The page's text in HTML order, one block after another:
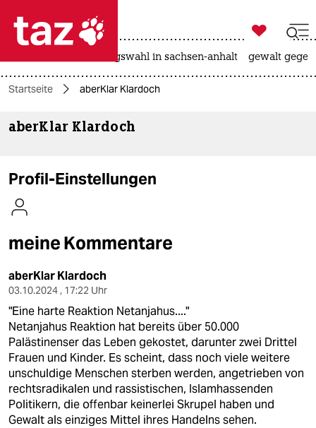
 taz zahl ich
taz zahl ich
themen
kultur
sport
berlin
nord
wahrheit
verlag

taz zahl ich
landtagswahl in sachsen-anhalt gewalt
Startseite aberKlar Klardoch
aberKlar Klardoch
Profil-Einstellungen
meine Kommentare
aberKlar Klardoch
03.10.2024 , 17:22 Uhr
"Eine harte Reaktion Netanjahus...."
Netanjahus Reaktion hat bereits über 50.000
Palästinenser das Leben gekostet, darunter zwei Drittel
Frauen und Kinder. Es scheint, dass noch viele weitere
unschuldige Menschen sterben werden, angetrieben von
rechtsradikalen und rassistischen, Islamhassenden
Politikern, die offenbar keinerlei Skrupel haben und
Gewalt als einziges Mittel ihres Handelns sehen.